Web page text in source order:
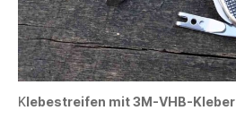
Klebestreifen mit 3M-VHB-Kleber